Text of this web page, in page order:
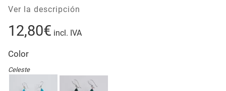
Ver la descripción
12,80€ incl. IVA
Color
Celeste